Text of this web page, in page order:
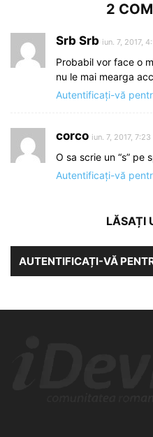
2
Srb Srb iun. 7, 2017,
Probabil vor face o
nu le mai mearga
Autentificați-vă
corco iun. 7, 2017,
O sa scrie un “s” pe
Autentificați-vă
LĂSAȚI
AUTENTIFICAȚI-VĂ